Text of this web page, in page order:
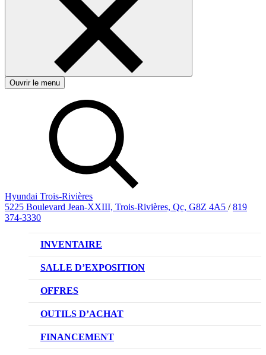
Ouvrir le menu
Hyundai Trois-Rivières
5225 Boulevard Jean-XXIII, Trois-Rivières, Qc, G8Z 4A5 / 819
374-3330
INVENTAIRE
VÉHICULES NEUFS
VÉHICULES D’OCCASION
SALLE D’EXPOSITION
OFFRES
OFFRE DE VÉHICULES NEUFS
OFFRES DU CONCESSIONNAIRE
OUTILS D’ACHAT
CL!QUEZ ET ACHETEZ HYUNDAI
FINANCEMENT